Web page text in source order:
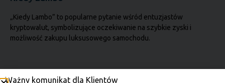
„Kiedy Lambo” to popularne pytanie wśród entuzjastów
kryptowalut, symbolizujące oczekiwanie na szybkie zyski i
możliwość zakupu luksusowego samochodu.
Portfel kryptowalutowy
Ważny komunikat dla Klientów